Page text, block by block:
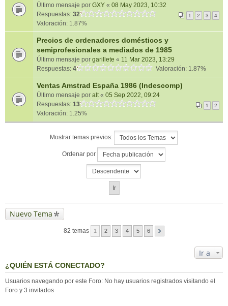
Último mensaje por GXY « 08 May 2023, 10:32
Respuestas: 32 1 2 3 4
Valoración: 1.87%
Precios de ordenadores domésticos y
semiprofesionales a mediados de 1985
Último mensaje por garillete « 11 Mar 2023, 13:29
Respuestas: 4 Valoración: 1.87%
Ventas Amstrad España 1986 (Indescomp)
Último mensaje por alt« 05 Sep 2022, 09:24
Respuestas: 13 1 2
Valoración: 1.25%
Mostrar temas previos:
Ordenar por
Nuevo Tema
82 temas 1 2 3 4 5 6
Ir a
¿QUIÉN ESTÁ CONECTADO?
Usuarios navegando por este Foro: No hay usuarios registrados visitando el
Foro y 3 invitados